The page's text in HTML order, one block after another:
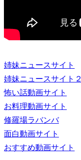
姉妹ニュースサイト
姉妹ニュースサイト２
怖い話動画サイト
お料理動画サイト
修羅場ラバンバ
面白動画サイト
おすすめ動画サイト